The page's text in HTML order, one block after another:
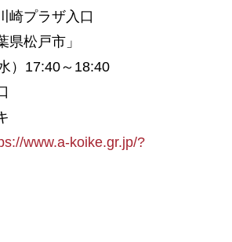
崎プラザ入口
松戸市」
）17:40～18:40
www.a-koike.gr.jp/?